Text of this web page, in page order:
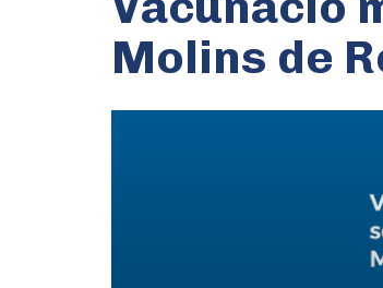
Molins de